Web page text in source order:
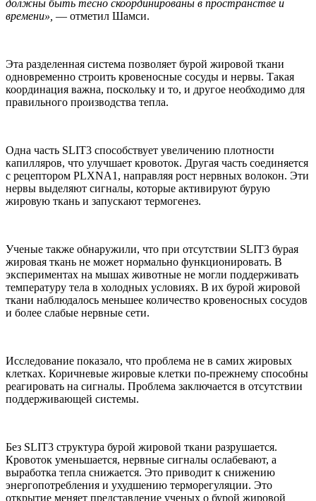
должны быть тесно скоординированы в пространстве и
времени», — отметил Шамси.
Эта разделенная система позволяет бурой жировой ткани
одновременно строить кровеносные сосуды и нервы. Такая
координация важна, поскольку и то, и другое необходимо для
правильного производства тепла.
Одна часть SLIT3 способствует увеличению плотности
капилляров, что улучшает кровоток. Другая часть соединяется
с рецептором PLXNA1, направляя рост нервных волокон. Эти
нервы выделяют сигналы, которые активируют бурую
жировую ткань и запускают термогенез.
Ученые также обнаружили, что при отсутствии SLIT3 бурая
жировая ткань не может нормально функционировать. В
экспериментах на мышах животные не могли поддерживать
температуру тела в холодных условиях. В их бурой жировой
ткани наблюдалось меньшее количество кровеносных сосудов
и более слабые нервные сети.
Исследование показало, что проблема не в самих жировых
клетках. Коричневые жировые клетки по-прежнему способны
реагировать на сигналы. Проблема заключается в отсутствии
поддерживающей системы.
Без SLIT3 структура бурой жировой ткани разрушается.
Кровоток уменьшается, нервные сигналы ослабевают, а
выработка тепла снижается. Это приводит к снижению
энергопотребления и ухудшению терморегуляции. Это
открытие меняет представление ученых о бурой жировой